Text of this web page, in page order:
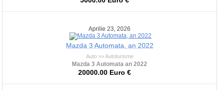
Aprilie 23, 2026
Mazda 3 Automata, an 2022
Auto >> Autoturisme
Mazda 3 Automata an 2022
20000.00 Euro €